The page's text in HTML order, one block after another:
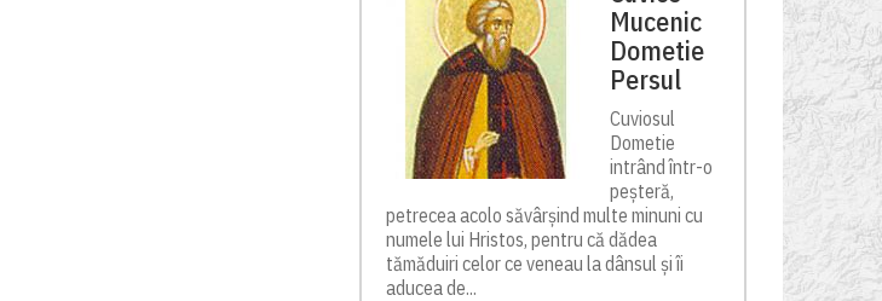
Mucenic
Dometie
Persul
Cuviosul
Dometie
intrând într-o
peșteră,
petrecea acolo săvârșind multe minuni cu
numele lui Hristos, pentru că dădea
tămăduiri celor ce veneau la dânsul și îi
aducea de...